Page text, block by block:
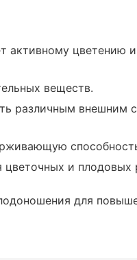
активному цветению
веществ.
различным внешним
и плодовых
для